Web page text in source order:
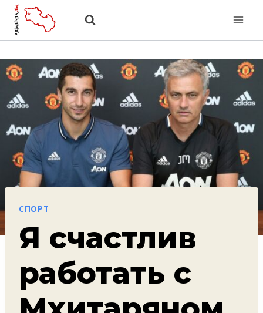
Перейти
СПОРТ
Я счастлив
работать с